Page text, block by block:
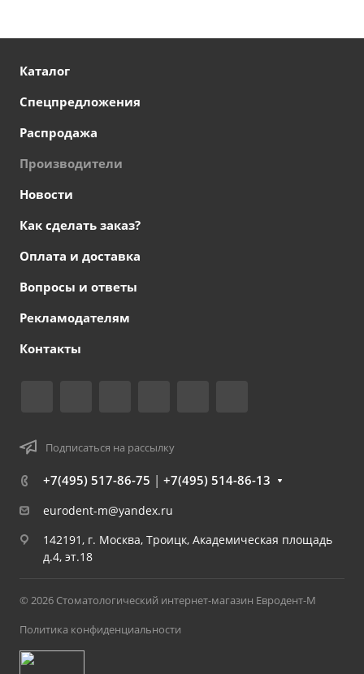
Каталог
Спецпредложения
Распродажа
Производители
Новости
Как сделать заказ?
Оплата и доставка
Вопросы и ответы
Рекламодателям
Контакты
Подписаться на рассылку
+7(495) 517-86-75 | +7(495) 514-86-13
eurodent-m@yandex.ru
142191, г. Москва, Троицк, Академическая площадь
д.4, эт.18
© 2026 Стоматологический интернет-магазин Евродент-М
Политика конфиденциальности